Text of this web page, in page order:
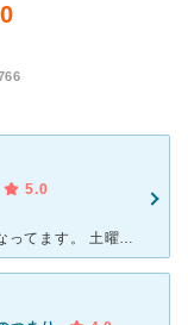
5.0
仕事で姫路に住み始めてからずっとお世話になってます。 土曜日は開院の30分も前から行列ができてるし、いつも満員。 予約もありますが、予約なしで来る人も多く、テンポよく診察は進んでいきます。